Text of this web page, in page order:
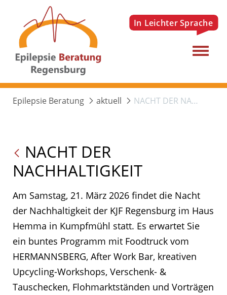
Menu
Epilepsie Beratung aktuell NACHT DER NACHHALTIGKEIT
NACHT DER
NACHHALTIGKEIT
Am Samstag, 21. März 2026 findet die Nacht
der Nachhaltigkeit der KJF Regensburg im Haus
Hemma in Kumpfmühl statt. Es erwartet Sie
ein buntes Programm mit Foodtruck vom
HERMANNSBERG, After Work Bar, kreativen
Upcycling-Workshops, Verschenk- &
Tauschecken, Flohmarktständen und Vorträgen